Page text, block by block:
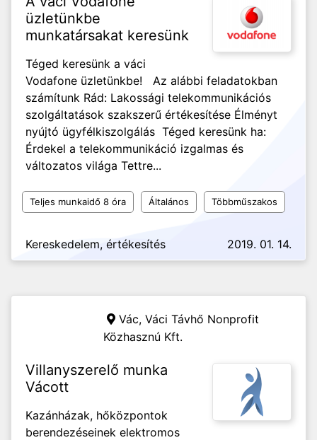
üzletünkbe
munkatársakat keresünk
Téged keresünk a váci
Vodafone üzletünkbe! Az alábbi feladatokban
számítunk Rád: Lakossági telekommunikációs
szolgáltatások szakszerű értékesítése Élményt
nyújtó ügyfélkiszolgálás Téged keresünk ha:
Érdekel a telekommunikáció izgalmas és
változatos világa Tettre...
Teljes munkaidő 8 óra Általános Többműszakos
Kereskedelem, értékesítés 2019. 01. 14.
Vác, Váci Távhő Nonprofit
Közhasznú Kft.
Villanyszerelő munka
Vácott
Kazánházak, hőközpontok
berendezéseinek elektromos